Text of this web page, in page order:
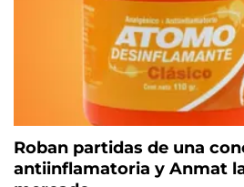
Roban partidas de una
antiinflamatoria y Anmat